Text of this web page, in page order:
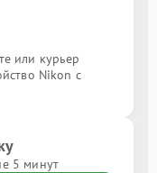
или курьер
Nikon с
5 минут